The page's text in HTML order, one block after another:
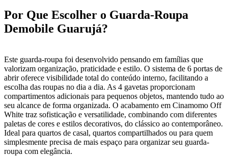
Por Que Escolher o Guarda-Roupa
Demobile Guarujá?
Este guarda-roupa foi desenvolvido pensando em famílias que
valorizam organização, praticidade e estilo. O sistema de 6 portas de
abrir oferece visibilidade total do conteúdo interno, facilitando a
escolha das roupas no dia a dia. As 4 gavetas proporcionam
compartimentos adicionais para pequenos objetos, mantendo tudo ao
seu alcance de forma organizada. O acabamento em Cinamomo Off
White traz sofisticação e versatilidade, combinando com diferentes
paletas de cores e estilos decorativos, do clássico ao contemporâneo.
Ideal para quartos de casal, quartos compartilhados ou para quem
simplesmente precisa de mais espaço para organizar seu guarda-
roupa com elegância.